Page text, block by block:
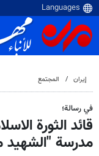
إيران المجتمع
في رسالة؛
قائد الثورة
مدرسة